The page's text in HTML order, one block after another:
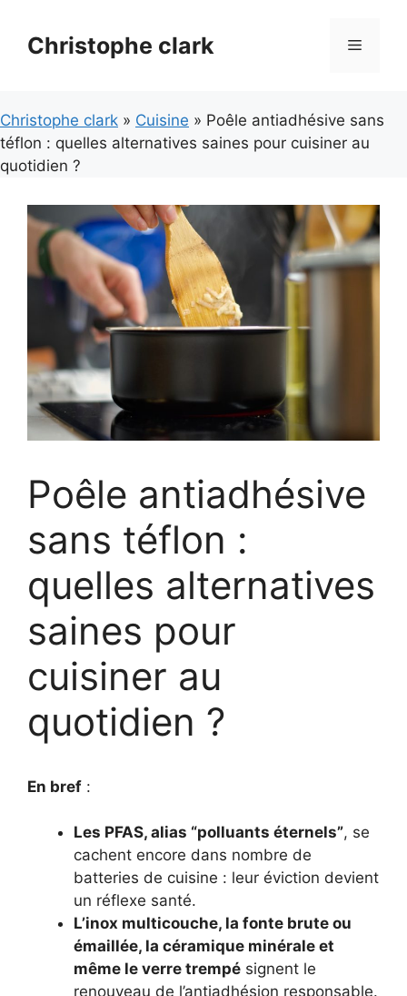
contenuChristophe clark Menu
Christophe clark » Cuisine » Poêle antiadhésive sans
téflon : quelles alternatives saines pour cuisiner au
quotidien ?
Poêle antiadhésive
sans téflon :
quelles alternatives
saines pour
cuisiner au
quotidien ?
En bref :
Les PFAS, alias “polluants éternels”, se
cachent encore dans nombre de
batteries de cuisine : leur éviction devient
un réflexe santé.
L’inox multicouche, la fonte brute ou
émaillée, la céramique minérale et
même le verre trempé signent le
renouveau de l’antiadhésion responsable.